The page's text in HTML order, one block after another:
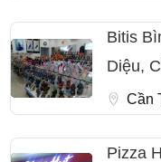
Bitis
Diệu,
Cần
Pizza